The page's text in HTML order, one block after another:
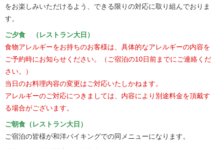
をお楽しみいただけるよう、できる限りの対応に取り組んでおりま
す。
ご夕食 （レストラン大日）
食物アレルギーをお持ちのお客様は、具体的なアレルギーの内容を
ご予約時にお知らせください。（ご宿泊の10日前までにご連絡くだ
さい。）
当日のお料理内容の変更はご対応いたしかねます。
アレルギーのご対応につきましては、内容により別途料金を頂戴す
る場合がございます。
ご朝食（レストラン大日）
ご宿泊の皆様が和洋バイキングでの同メニューになります。